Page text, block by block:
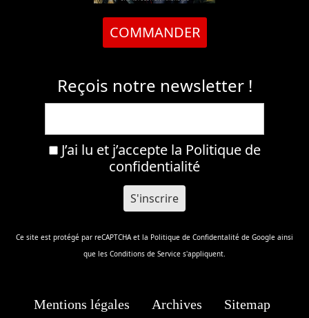
COMMANDER
Reçois notre newsletter !
J’ai lu et j’accepte la Politique de
confidentialité
Ce site est protégé par reCAPTCHA et la Politique de Confidentalité de Google ainsi
que les Conditions de Service s'appliquent.
Mentions légales Archives Sitemap